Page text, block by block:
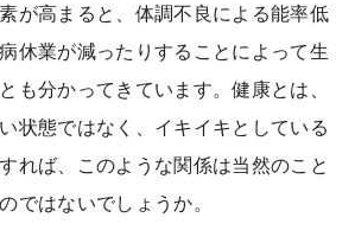
が高まると、体調不良による能率低
休業が減ったりすることによって生
も分かってきています。健康とは、
状態ではなく、イキイキとしている
れば、このような関係は当然のこと
ではないでしょうか。